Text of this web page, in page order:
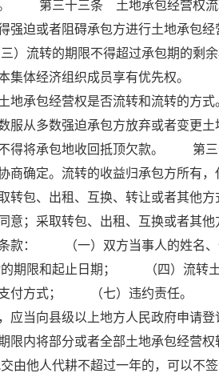
。 第三十三条 土地承包经营权
强迫或者阻碍承包方进行土地承
流转的期限不得超过承包期的
本集体经济组织成员享有优先权
地承包经营权是否流转和流转的
服从多数强迫承包方放弃或者变更
不得将承包地收回抵顶欠款。 第
商确定。流转的收益归承包方所
包、出租、互换、转让或者其他
意；采取转包、出租、互换或者
条款： （一）双方当事人的姓名
限和起止日期； （四）流转土
付方式； （七）违约责任。 第
应当向县级以上地方人民政府申
内将部分或者全部土地承包经营
他人代耕不超过一年的，可以